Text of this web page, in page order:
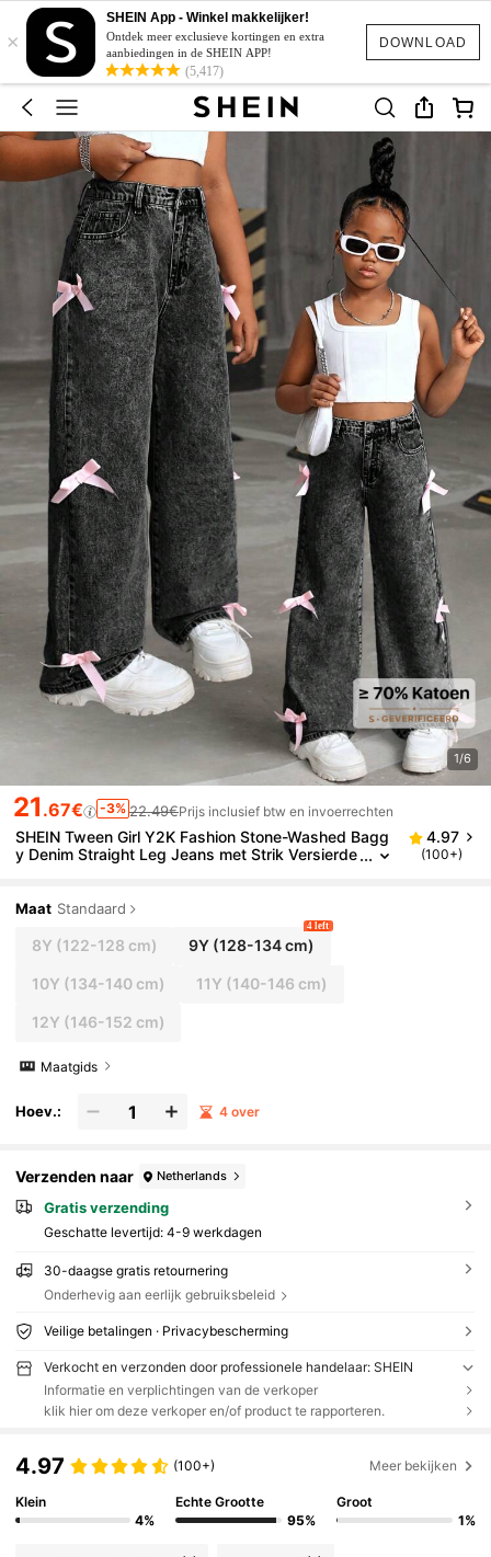
DOWNLOAD
×
SHEIN App - Winkel makkelijker!
Ontdek meer exclusieve kortingen en extra
aanbiedingen in de SHEIN APP!
(5,417)
1/6
21 .67€ -3% 22.49€Prijs inclusief btw en invoerrechten
SHEIN Tween Girl Y2K Fashion Stone-Washed Bagg
y Denim Straight Leg Jeans met Strik Versierde
4.97
(100+)
Maat Standaard
8Y (122-128 cm) 9Y (128-134 cm)
4 left
10Y (134-140 cm) 11Y (140-146 cm)
12Y (146-152 cm)
Maatgids
Hoev.: 4 over
Verzenden naar Netherlands
Gratis verzending
Geschatte levertijd: 4-9 werkdagen
30-daagse gratis retournering
Onderhevig aan eerlijk gebruiksbeleid
Veilige betalingen · Privacybescherming
Verkocht en verzonden door professionele handelaar: SHEIN
Informatie en verplichtingen van de verkoper
klik hier om deze verkoper en/of product te rapporteren.
4.97 (100+) Meer bekijken
Klein
4%
Echte Grootte
95%
Groot
1%